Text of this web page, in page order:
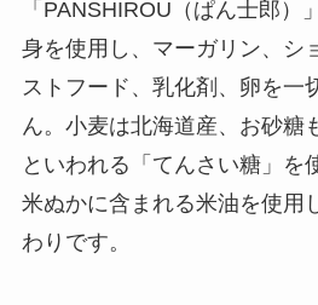
「PANSHIROU（ぱん士郎）
身を使用し、マーガリン、シ
ストフード、乳化剤、卵を一
ん。小麦は北海道産、お砂糖
といわれる「てんさい糖」を
米ぬかに含まれる米油を使用
わりです。